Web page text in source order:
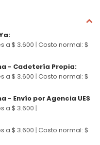
:
a $ 3.600 | Costo normal: $
- Cadetería Propia:
a $ 3.600 | Costo normal: $
- Envío por Agencia UES
a $ 3.600 |
a $ 3.600 | Costo normal: $